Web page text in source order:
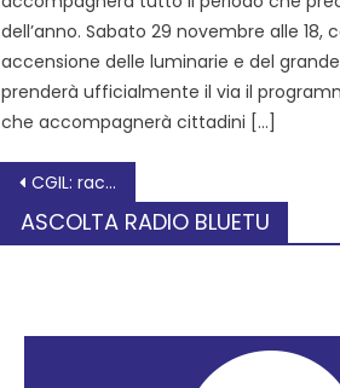
dell’anno. Sabato 29 novembre alle 18,
accensione delle luminarie e del
prenderà ufficialmente il via il
che accompagnerà cittadini […]
CGIL: raccolta firme per salvare IRAS
ASCOLTA RADIO BLUETU